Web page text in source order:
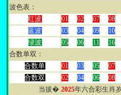
波色表：
红波
01 02 07 08
蓝波
03 04 09 10
绿波
05 06 11 16
合数单双：
合数单
01 03 05 07
合数双
02 04 06 08
当拔� 2025年六合彩生肖